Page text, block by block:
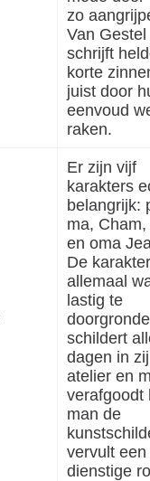
zo
Van Gestel
schrijft
korte
juist door
eenvoud
raken.
Er zijn vijf
karakters
belangrijk:
ma,
en oma
De
allemaal
lastig te
schildert
dagen in
atelier en
verafgoodt
man de
vervult een
dienstige